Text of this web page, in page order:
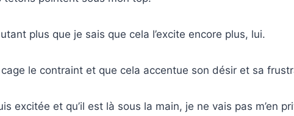
plus que je sais que cela l’excite encore plus, lui.
le contraint et que cela accentue son désir et sa
excitée et qu’il est là sous la main, je ne vais pas m’en